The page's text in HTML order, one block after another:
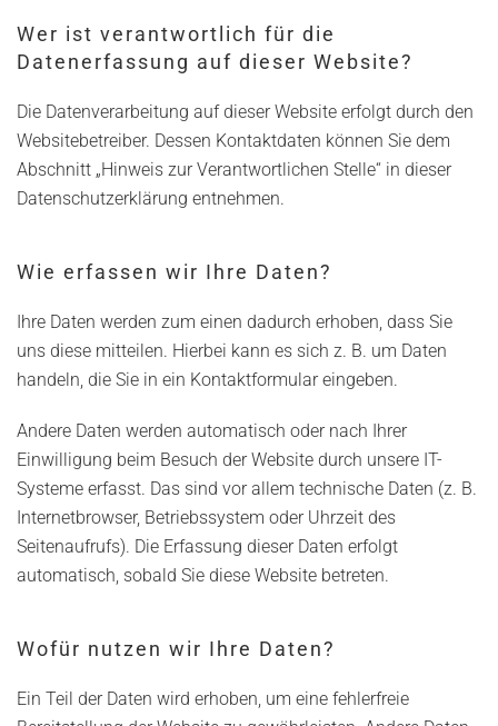
Wer ist verantwortlich für die
Datenerfassung auf dieser Website?
Die Datenverarbeitung auf dieser Website erfolgt durch den
Websitebetreiber. Dessen Kontaktdaten können Sie dem
Abschnitt „Hinweis zur Verantwortlichen Stelle“ in dieser
Datenschutzerklärung entnehmen.
Wie erfassen wir Ihre Daten?
Ihre Daten werden zum einen dadurch erhoben, dass Sie
uns diese mitteilen. Hierbei kann es sich z. B. um Daten
handeln, die Sie in ein Kontaktformular eingeben.
Andere Daten werden automatisch oder nach Ihrer
Einwilligung beim Besuch der Website durch unsere IT-
Systeme erfasst. Das sind vor allem technische Daten (z. B.
Internetbrowser, Betriebssystem oder Uhrzeit des
Seitenaufrufs). Die Erfassung dieser Daten erfolgt
automatisch, sobald Sie diese Website betreten.
Wofür nutzen wir Ihre Daten?
Ein Teil der Daten wird erhoben, um eine fehlerfreie